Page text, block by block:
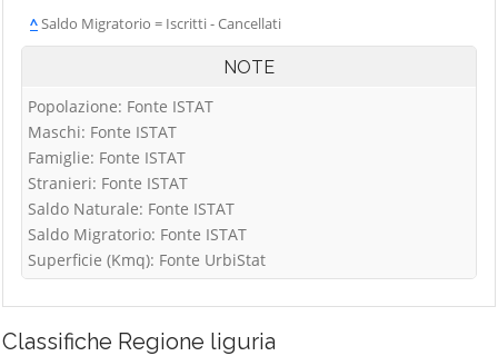
^Saldo Migratorio = Iscritti - Cancellati
NOTE
Popolazione: Fonte ISTAT
Maschi: Fonte ISTAT
Famiglie: Fonte ISTAT
Stranieri: Fonte ISTAT
Saldo Naturale: Fonte ISTAT
Saldo Migratorio: Fonte ISTAT
Superficie (Kmq): Fonte UrbiStat
Classifiche Regione liguria